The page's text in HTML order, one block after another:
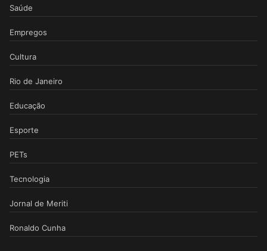
Saúde
Empregos
Cultura
Rio de Janeiro
Educação
Esporte
PETs
Tecnologia
Jornal de Meriti
Ronaldo Cunha